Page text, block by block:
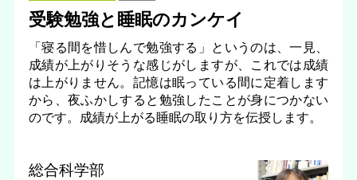
受験勉強と睡眠のカンケイ
「寝る間を惜しんで勉強する」というのは、一見、
成績が上がりそうな感じがしますが、これでは成績
は上がりません。記憶は眠っている間に定着します
から、夜ふかしすると勉強したことが身につかない
のです。成績が上がる睡眠の取り方を伝授します。
総合科学部